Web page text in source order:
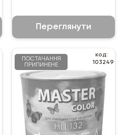
Переглянути
ПОСТАЧАННЯ
ПРИПИНЕНЕ
код:
103249